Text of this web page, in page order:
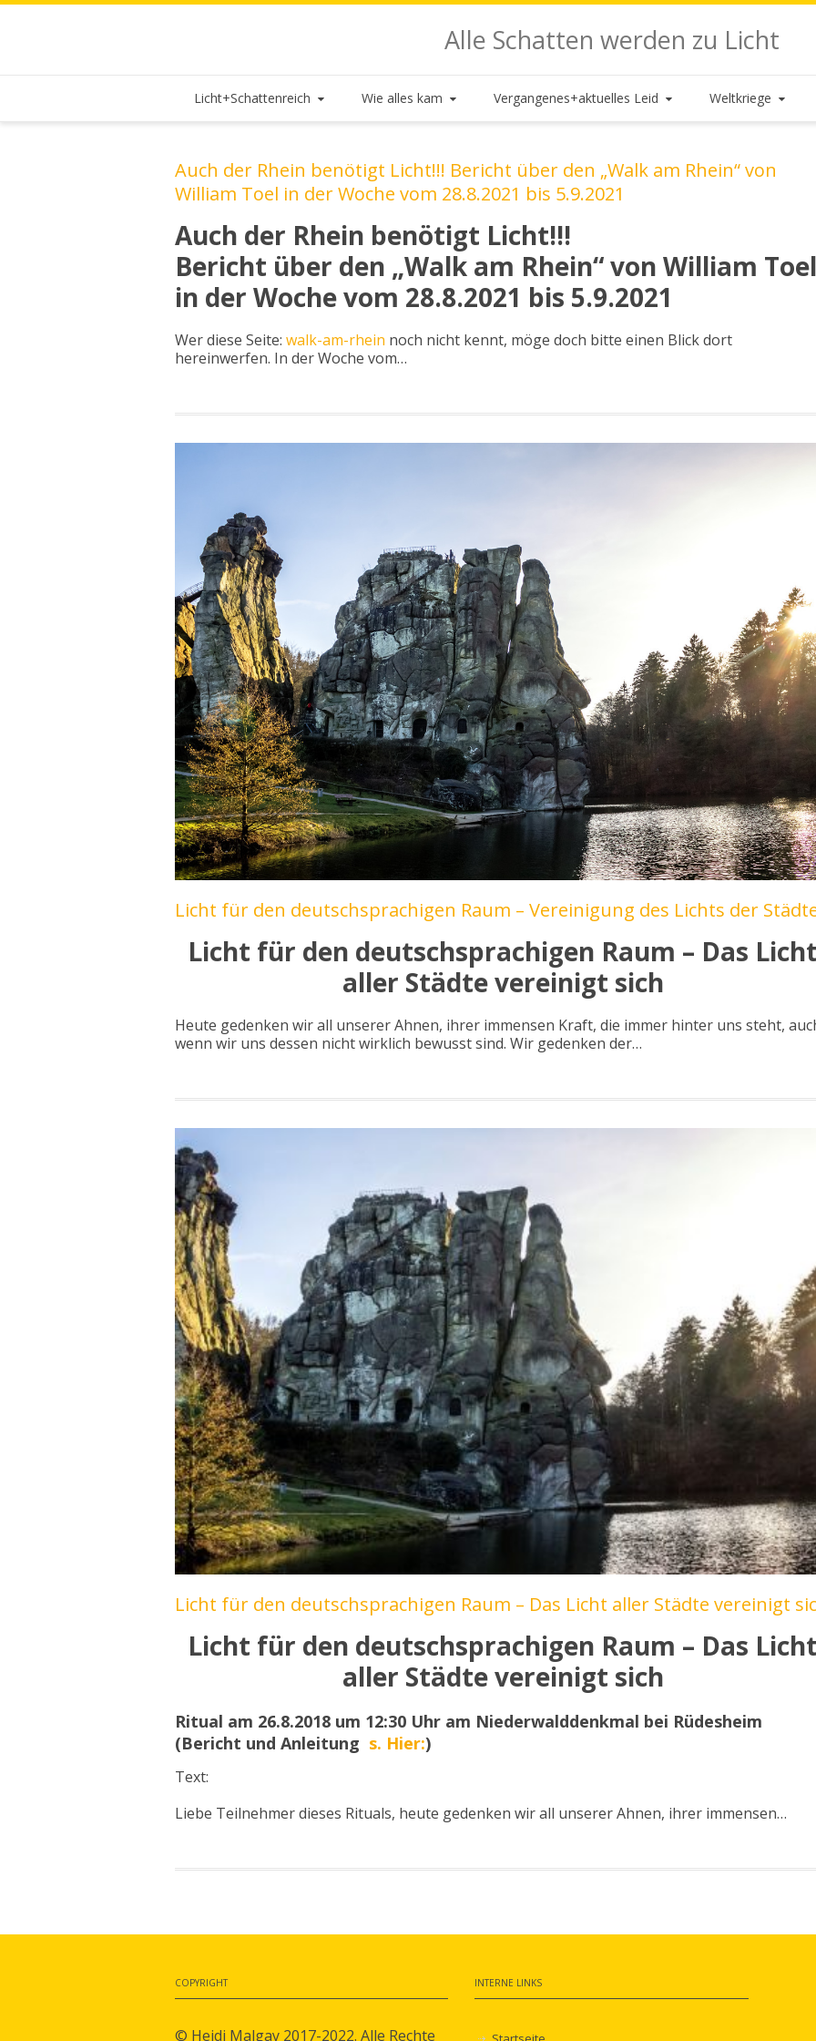
Alle Schatten werden zu Licht
Licht+Schattenreich Wie alles kam Vergangenes+aktuelles Leid Weltkriege
Auch der Rhein benötigt Licht!!! Bericht über den „Walk am Rhein“ von
William Toel in der Woche vom 28.8.2021 bis 5.9.2021
Auch der Rhein benötigt Licht!!!
Bericht über den „Walk am Rhein“ von William Toel
in der Woche vom 28.8.2021 bis 5.9.2021
Wer diese Seite: walk-am-rhein noch nicht kennt, möge doch bitte einen Blick dort
hereinwerfen. In der Woche vom…
Licht für den deutschsprachigen Raum – Vereinigung des Lichts der
Licht für den deutschsprachigen Raum – Das
aller Städte vereinigt sich
Heute gedenken wir all unserer Ahnen, ihrer immensen Kraft, die immer hinter uns steht,
wenn wir uns dessen nicht wirklich bewusst sind. Wir gedenken der…
Licht für den deutschsprachigen Raum – Das Licht aller Städte vereinigt
Licht für den deutschsprachigen Raum – Das
aller Städte vereinigt sich
Ritual am 26.8.2018 um 12:30 Uhr am Niederwalddenkmal bei Rüdesheim
(Bericht und Anleitung s. Hier:)
Text:
Liebe Teilnehmer dieses Rituals, heute gedenken wir all unserer Ahnen, ihrer immensen…
COPYRIGHT
© Heidi Malgay 2017-2022. Alle Rechte
INTERNE LINKS